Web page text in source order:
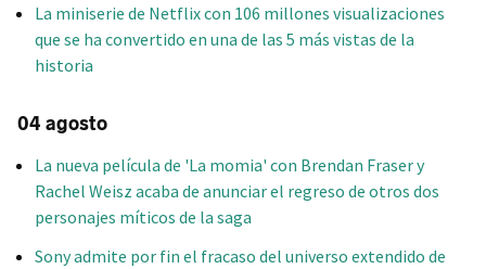
La miniserie de Netflix con 106 millones visualizaciones
que se ha convertido en una de las 5 más vistas de la
historia
04 agosto
La nueva película de 'La momia' con Brendan Fraser y
Rachel Weisz acaba de anunciar el regreso de otros dos
personajes míticos de la saga
Sony admite por fin el fracaso del universo extendido de